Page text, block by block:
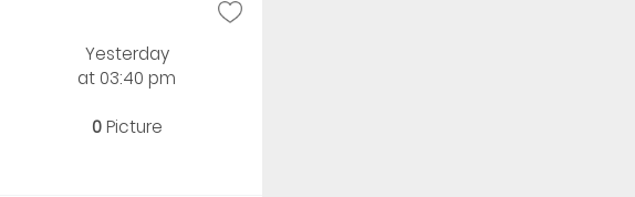
Yesterday
at 03:40 pm
0Picture